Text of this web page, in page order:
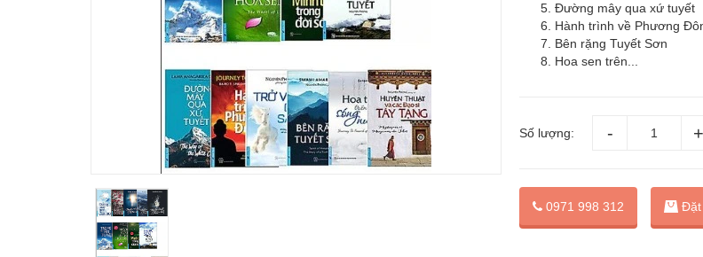
Đường mây qua xứ tuyết
Hành trình về Phương
Bên rặng Tuyết Sơn
Hoa sen trên...
Số lượng:
0971 998 312 Đặt